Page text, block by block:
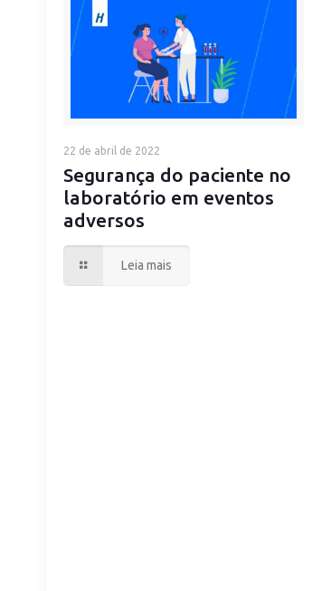
22 de abril de 2022
Segurança do paciente no
laboratório em eventos
adversos
Leia mais